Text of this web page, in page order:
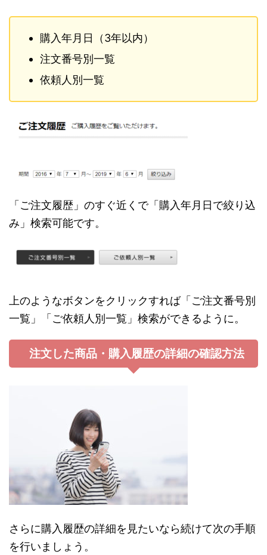
購入年月日（3年以内）
注文番号別一覧
依頼人別一覧
「ご注文履歴」のすぐ近くで「購入年月日で絞り込
み」検索可能です。
上のようなボタンをクリックすれば「ご注文番号別
一覧」「ご依頼人別一覧」検索ができるように。
注文した商品・購入履歴の詳細の確認方法
さらに購入履歴の詳細を見たいなら続けて次の手順
を行いましょう。